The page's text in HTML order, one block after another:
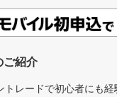
ご紹介
レードで初心者にも